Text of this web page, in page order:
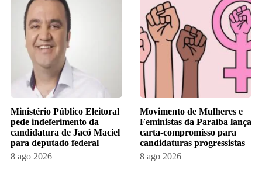
Ministério Público Eleitoral
pede indeferimento da
candidatura de Jacó Maciel
para deputado federal
8 ago 2026
Movimento de Mulheres e
Feministas da Paraíba lança
carta-compromisso para
candidaturas progressistas
8 ago 2026